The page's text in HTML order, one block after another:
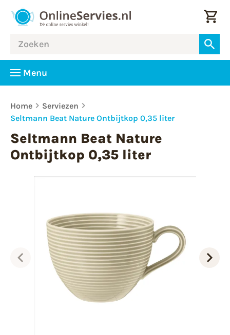
Menu
Home
Serviezen
Seltmann Beat Nature Ontbijtkop 0,35 liter
Seltmann Beat Nature
Ontbijtkop 0,35 liter